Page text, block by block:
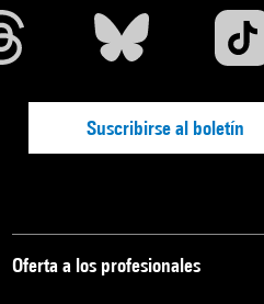
Suscribirse al boletín
Oferta a los profesionales